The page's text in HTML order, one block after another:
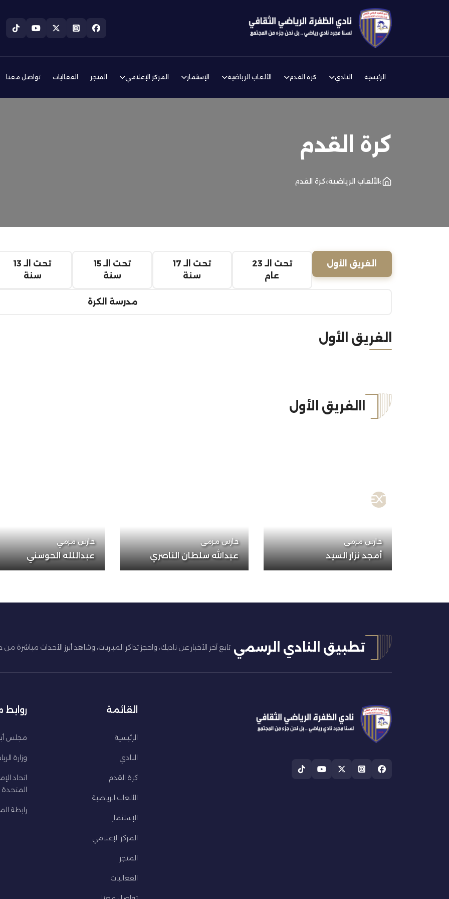
الرئيسية النادي كرة القدم الألعاب الرياضية الإستثمار المركز الإعلامي المتجر الفعاليات تواصل معنا
كرة القدم
الألعاب الرياضية كرة القدم
الغريق الأول
تحت الـ 23
عام
تحت الـ 17
سنة
تحت الـ 15
سنة
تحت الـ 13
سنة
مدرسة الكرة
الغريق الأول
االفريق الأول
حارس مرمى
أمجد نزار السيد
حارس مرمى
عبدالله سلطان الناصري
حارس مرمي
عبداللله الحوسني
تطبيق النادي الرسمي تابع آخر الأخبار عن ناديك، واحجز تذاكر المباريات، وشاهد أبرز الأحداث مباشرة
القائمة
الرئيسية
النادي
كرة القدم
الألعاب الرياضية
الإستثمار
المركز الإعلامي
المتجر
الفعاليات
مجلس
وزارة
اتحاد
المتحدة
رابطة